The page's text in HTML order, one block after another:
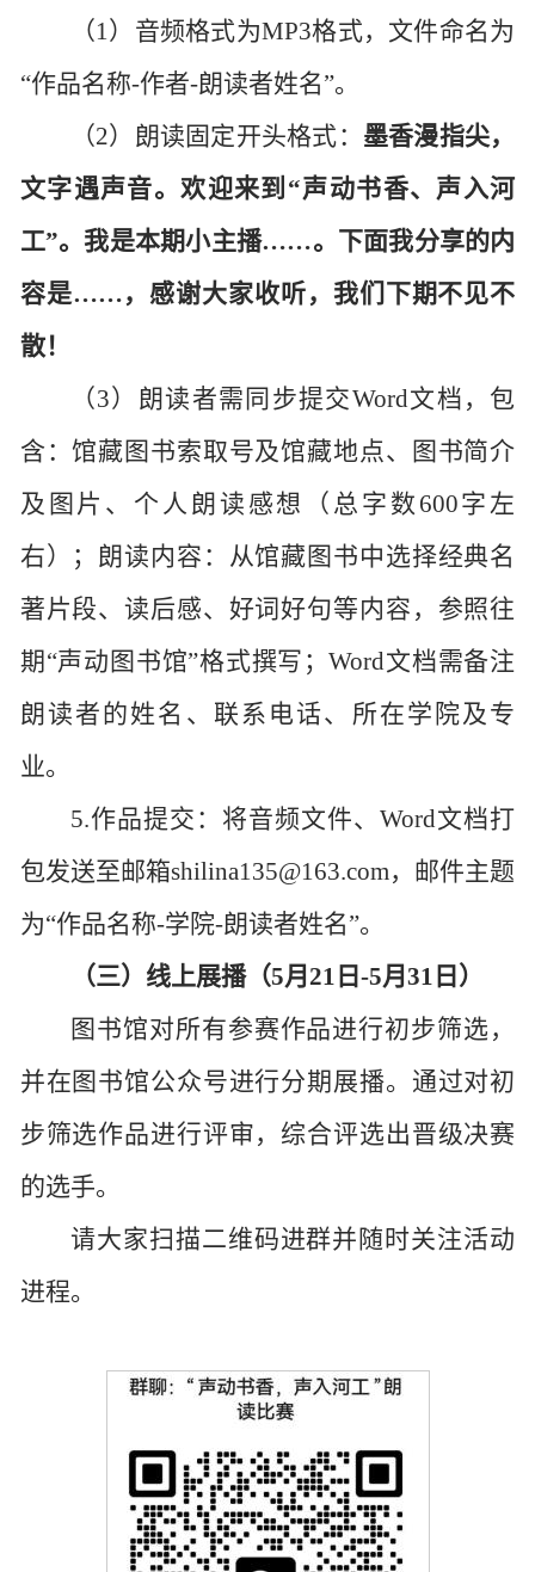
（1）音频格式为MP3格式，文件命名为
“作品名称-作者-朗读者姓名”。
（2）朗读固定开头格式： 墨香漫指尖，
文字遇声音。欢迎来到 “声动书香、声入河
工”。我是本期小主播……。下面我分享的内
容是……，感谢大家收听，我们下期不见不
散！
（3）朗读者需同步提交Word文档，包
含：馆藏图书索取号及馆藏地点、图书简介
及图片、个人朗读感想（总字数600字左
右）；朗读内容：从馆藏图书中选择经典名
著片段、读后感、好词好句等内容，参照往
期“声动图书馆”格式撰写；Word文档需备注
朗读者的姓名、联系电话、所在学院及专
业。
5.作品提交：将音频文件、Word文档打
包发送至邮箱shilina135@163.com，邮件主题
为“作品名称-学院-朗读者姓名”。
（三）线上展播（5月21日-5月31日）
图书馆对所有参赛作品进行初步筛选，
并在图书馆公众号进行分期展播。通过对初
步筛选作品进行评审，综合评选出晋级决赛
的选手。
请大家扫描二维码进群并随时关注活动
进程。